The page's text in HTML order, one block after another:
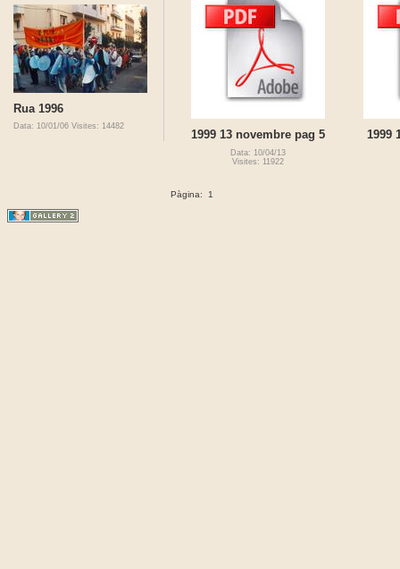
Rua 1996
Data: 10/01/06 Visites: 14482
1999 13 novembre pag 5
Data: 10/04/13
Visites: 11922
1999
Pàgina: 1